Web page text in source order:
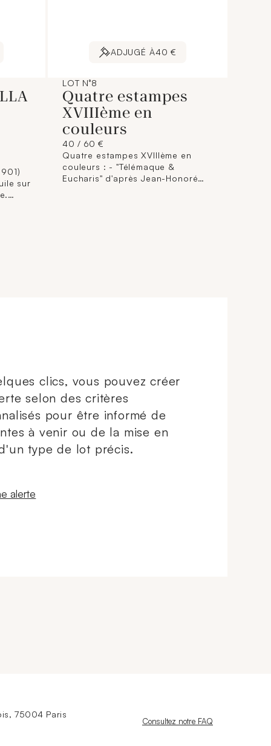
ADJUGÉ À40 €
LOT N°8
Quatre estampes
XVIIIème en
couleurs
40 / 60 €
Quatre estampes XVIIIème en
couleurs : - "Télémaque &
Eucharis" d'après Jean-Honoré
clics, vous pouvez créer
selon des critères
pour être informé de
à venir ou de la mise en
type de lot précis.
fenêtre
alerte
75004 Paris
Nouvelle fenêtre
Consultez notre FAQ